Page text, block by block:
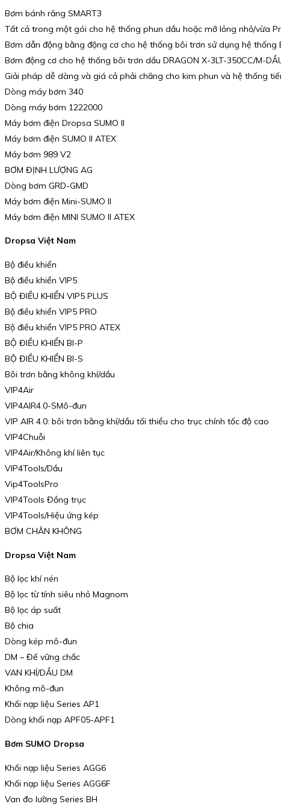
Bơm bánh răng SMART3
Tất cả trong một gói cho hệ thống phun dầu hoặc mỡ lỏng nhỏ/vừa
Bơm dẫn động bằng động cơ cho hệ thống bôi trơn sử dụng hệ thống
Bơm động cơ cho hệ thống bôi trơn dầu DRAGON X-3LT-350CC/M-
Giải pháp dễ dàng và giá cả phải chăng cho kim phun và hệ thống
Dòng máy bơm 340
Dòng máy bơm 1222000
Máy bơm điện Dropsa SUMO II
Máy bơm điện SUMO II ATEX
Máy bơm 989 V2
BƠM ĐỊNH LƯỢNG AG
Dòng bơm GRD-GMD
Máy bơm điện Mini-SUMO II
Máy bơm điện MINI SUMO II ATEX
Dropsa Việt Nam
Bộ điều khiển
Bộ điều khiển VIP5
BỘ ĐIỀU KHIỂN VIP5 PLUS
Bộ điều khiển VIP5 PRO
Bộ điều khiển VIP5 PRO ATEX
BỘ ĐIỀU KHIỂN BI-P
BỘ ĐIỀU KHIỂN BI-S
Bôi trơn bằng không khí/dầu
VIP4Air
VIP4AIR4.0-SMô-đun
VIP AIR 4.0: bôi trơn bằng khí/dầu tối thiểu cho trục chính tốc độ cao
VIP4Chuỗi
VIP4Air/Không khí liên tục
VIP4Tools/Dầu
Vip4ToolsPro
VIP4Tools Đồng trục
VIP4Tools/Hiệu ứng kép
BƠM CHÂN KHÔNG
Dropsa Việt Nam
Bộ lọc khí nén
Bộ lọc từ tính siêu nhỏ Magnom
Bộ lọc áp suất
Bộ chia
Dòng kép mô-đun
DM – Đế vững chắc
VAN KHÍ/DẦU DM
Không mô-đun
Khối nạp liệu Series AP1
Dòng khối nạp APF05-APF1
Bơm SUMO Dropsa
Khối nạp liệu Series AGG6
Khối nạp liệu Series AGG6F
Van đo lường Series BH